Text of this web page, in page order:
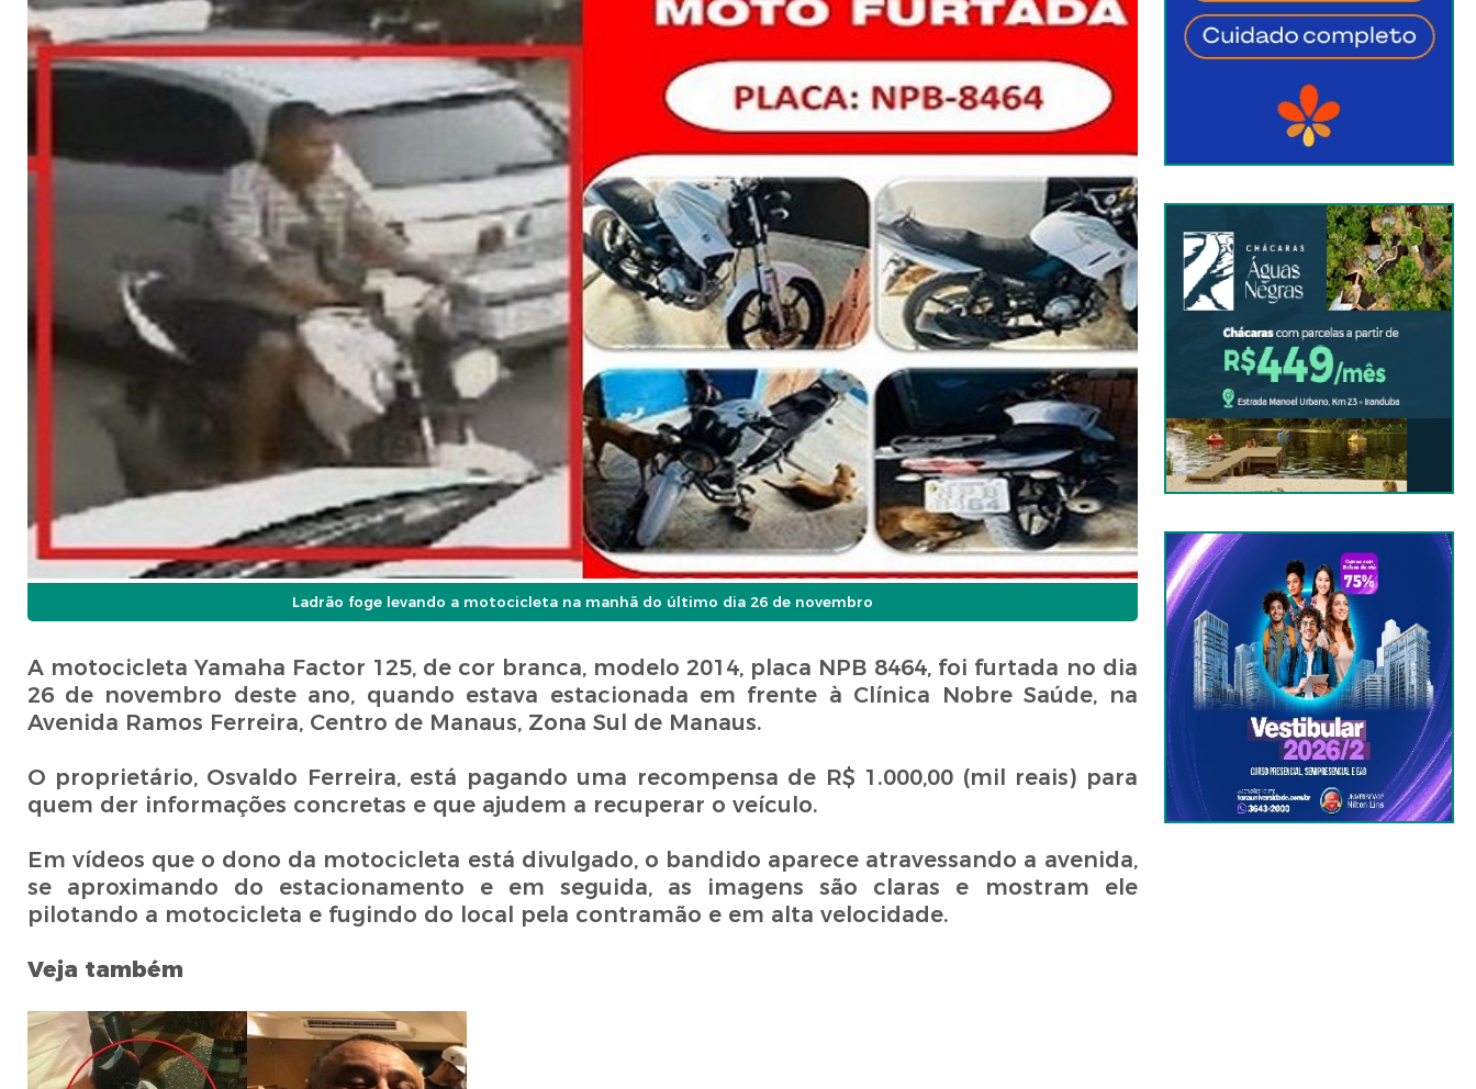
Ladrão foge levando a motocicleta na manhã do último dia 26 de novembro
A motocicleta Yamaha Factor 125, de cor branca, modelo 2014, placa NPB 8464, foi furtada no dia
26 de novembro deste ano, quando estava estacionada em frente à Clínica Nobre Saúde, na
Avenida Ramos Ferreira, Centro de Manaus, Zona Sul de Manaus.
O proprietário, Osvaldo Ferreira, está pagando uma recompensa de R$ 1.000,00 (mil reais) para
quem der informações concretas e que ajudem a recuperar o veículo.
Em vídeos que o dono da motocicleta está divulgado, o bandido aparece atravessando a avenida,
se aproximando do estacionamento e em seguida, as imagens são claras e mostram ele
pilotando a motocicleta e fugindo do local pela contramão e em alta velocidade.
Veja também